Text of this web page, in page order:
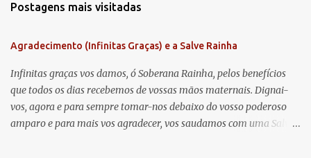
e
t
á
r
i
o
Postagens mais visitadas
Agradecimento (Infinitas Graças) e a Salve Rainha
Infinitas graças vos damos, ó Soberana Rainha, pelos benefícios
que todos os dias recebemos de vossas mãos maternais. Dignai-
vos, agora e para sempre tomar-nos debaixo do vosso poderoso
amparo e para mais vos agradecer, vos saudamos com uma Salve